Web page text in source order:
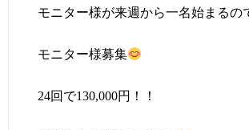
モニター様が来週から一名始まるの
モニター様募集
24回で130,000円！！